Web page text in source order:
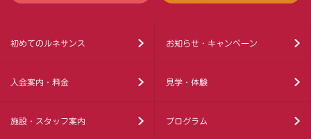
初めてのルネサンス お知らせ・キャンペーン
入会案内・料金 見学・体験
施設・スタッフ案内 プログラム